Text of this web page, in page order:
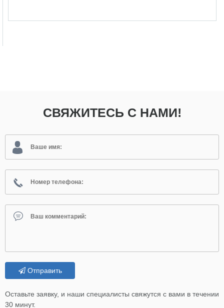
СВЯЖИТЕСЬ С НАМИ!
Отправить
Оставьте заявку, и наши специалисты свяжутся с вами в течении
30 минут.